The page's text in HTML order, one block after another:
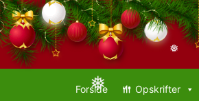
❅
Forside Opskrifter